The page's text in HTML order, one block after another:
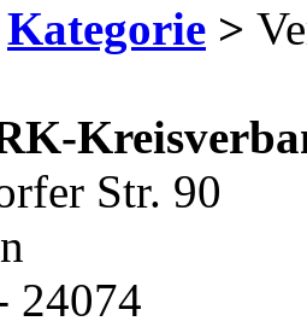
Kategorie >
Str. 90
24074